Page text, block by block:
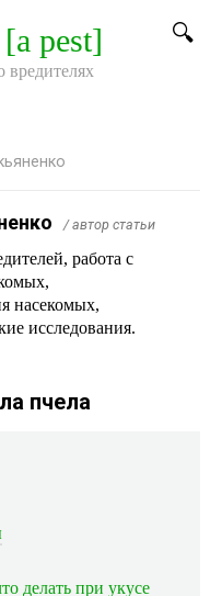
pest]
вредителях
/ автор статьи
работа с
насекомых,
исследования.
пчела
делать при укусе